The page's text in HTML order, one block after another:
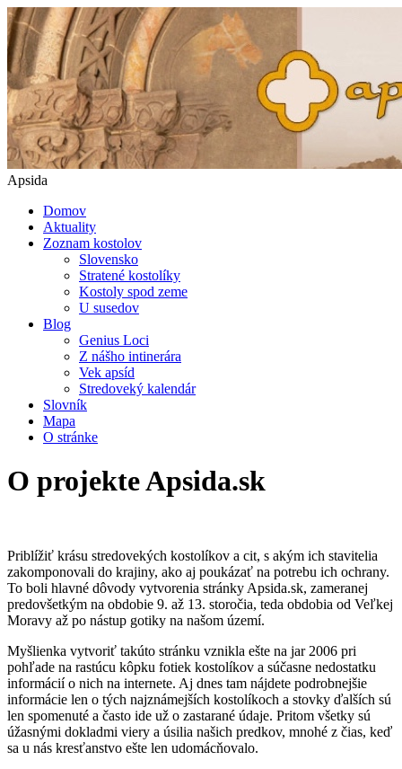
Apsida
Domov
Aktuality
Zoznam kostolov
Slovensko
Stratené kostolíky
Kostoly spod zeme
U susedov
Blog
Genius Loci
Z nášho intinerára
Vek apsíd
Stredoveký kalendár
Slovník
Mapa
O stránke
O projekte Apsida.sk
Priblížiť krásu stredovekých kostolíkov a cit, s akým ich stavitelia
zakomponovali do krajiny, ako aj poukázať na potrebu ich ochrany.
To boli hlavné dôvody vytvorenia stránky Apsida.sk, zameranej
predovšetkým na obdobie 9. až 13. storočia, teda obdobia od Veľkej
Moravy až po nástup gotiky na našom území.
Myšlienka vytvoriť takúto stránku vznikla ešte na jar 2006 pri
pohľade na rastúcu kôpku fotiek kostolíkov a súčasne nedostatku
informácií o nich na internete. Aj dnes tam nájdete podrobnejšie
informácie len o tých najznámejších kostolíkoch a stovky ďalších sú
len spomenuté a často ide už o zastarané údaje. Pritom všetky sú
úžasnými dokladmi viery a úsilia našich predkov, mnohé z čias, keď
sa u nás kresťanstvo ešte len udomácňovalo.